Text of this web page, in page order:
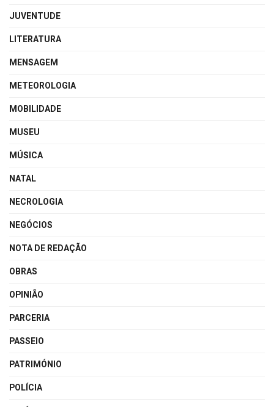
JUVENTUDE
LITERATURA
MENSAGEM
METEOROLOGIA
MOBILIDADE
MUSEU
MÚSICA
NATAL
NECROLOGIA
NEGÓCIOS
NOTA DE REDAÇÃO
OBRAS
OPINIÃO
PARCERIA
PASSEIO
PATRIMÓNIO
POLÍCIA